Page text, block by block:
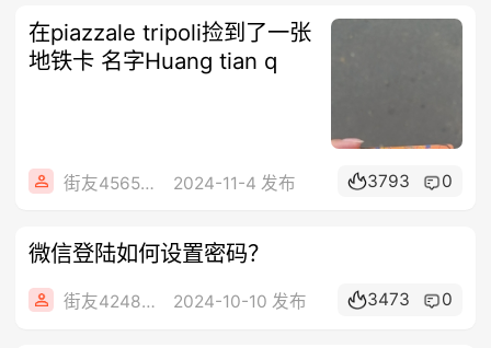
在piazzale tripoli捡到了一张
地铁卡 名字Huang tian q
街友45658471 2024-11-4 发布 3793 0
微信登陆如何设置密码？
街友42486726 2024-10-10 发布 3473 0